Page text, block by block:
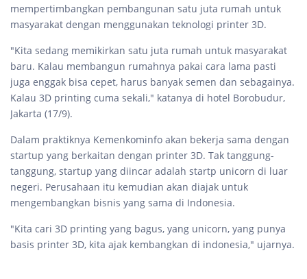
mempertimbangkan pembangunan satu juta rumah untuk
masyarakat dengan menggunakan teknologi printer 3D.
"Kita sedang memikirkan satu juta rumah untuk masyarakat
baru. Kalau membangun rumahnya pakai cara lama pasti
juga enggak bisa cepet, harus banyak semen dan sebagainya.
Kalau 3D printing cuma sekali," katanya di hotel Borobudur,
Jakarta (17/9).
Dalam praktiknya Kemenkominfo akan bekerja sama dengan
startup yang berkaitan dengan printer 3D. Tak tanggung-
tanggung, startup yang diincar adalah startp unicorn di luar
negeri. Perusahaan itu kemudian akan diajak untuk
mengembangkan bisnis yang sama di Indonesia.
"Kita cari 3D printing yang bagus, yang unicorn, yang punya
basis printer 3D, kita ajak kembangkan di indonesia," ujarnya.